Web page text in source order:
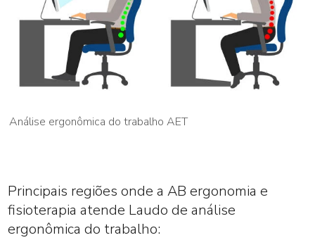
Análise ergonômica do trabalho AET
Principais regiões onde a AB ergonomia e
fisioterapia atende Laudo de análise
ergonômica do trabalho: